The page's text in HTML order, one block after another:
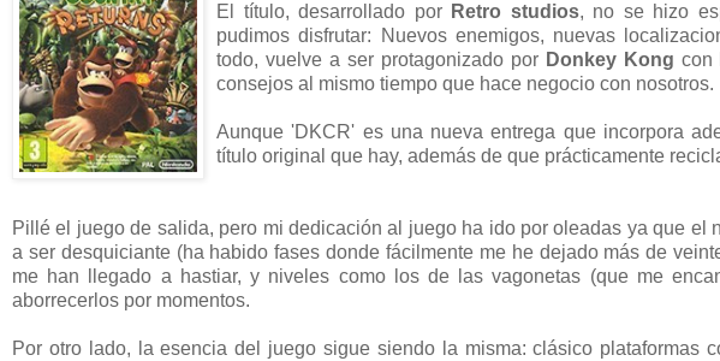
El título, desarrollado por Retro studios, no se hizo
pudimos disfrutar: Nuevos enemigos, nuevas
todo, vuelve a ser protagonizado por Donkey Kong con
consejos al mismo tiempo que hace negocio con nosotros.
Aunque 'DKCR' es una nueva entrega que incorpora
título original que hay, además de que prácticamente
Pillé el juego de salida, pero mi dedicación al juego ha ido por oleadas ya que
a ser desquiciante (ha habido fases donde fácilmente me he dejado más de
me han llegado a hastiar, y niveles como los de las vagonetas (que me
aborrecerlos por momentos.
Por otro lado, la esencia del juego sigue siendo la misma: clásico plataformas